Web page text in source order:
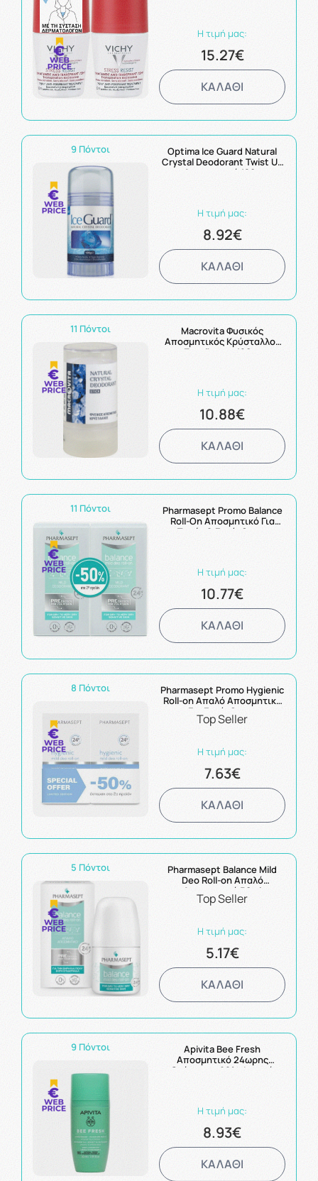
Η τιμή μας:
15.27€
ΚΑΛΑΘΙ
9 Πόντοι
Optima Ice Guard Natural
Crystal Deodorant Twist Up
Αποσμητικό 120g
Η τιμή μας:
8.92€
ΚΑΛΑΘΙ
11 Πόντοι
Macrovita Φυσικός
Αποσμητικός Κρύσταλλος
Στικ Άοσμο 120gr
Η τιμή μας:
10.88€
ΚΑΛΑΘΙ
11 Πόντοι
Pharmasept Promo Balance
Roll-On Αποσμητικό Για
Ξηρές & Ευαίσθητες
Η τιμή μας:
10.77€
ΚΑΛΑΘΙ
8 Πόντοι
Pharmasept Promo Hygienic
Roll-on Απαλό Αποσμητικό
Για Ευαίσθητες
Επιδερμίδες 2x50ml -50%
Top Seller
Η τιμή μας:
7.63€
ΚΑΛΑΘΙ
5 Πόντοι
Pharmasept Balance Mild
Deo Roll-on Απαλό
Αποσμητικό 50ml
Top Seller
Η τιμή μας:
5.17€
ΚΑΛΑΘΙ
9 Πόντοι
Apivita Bee Fresh
Αποσμητικό 24ωρης
δράσης με 98% Φυσικά
Η τιμή μας:
8.93€
ΚΑΛΑΘΙ